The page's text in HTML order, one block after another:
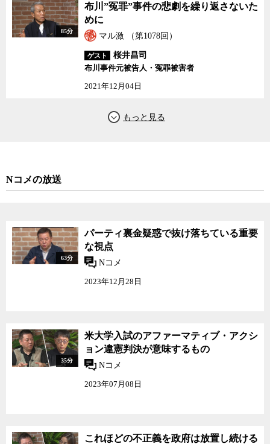
85分
布川”冤罪”事件の悲劇を繰り返さないた
めに
マル激 （第1078回）
ゲスト
桜井昌司
布川事件元被告人・冤罪被害者
2021年12月04日
Nコメの放送
63分
パーティ裏金疑惑で抜け落ちている重要
な視点
Nコメ
2023年12月28日
35分
米大学入試のアファーマティブ・アクシ
ョン違憲判決が意味するもの
Nコメ
2023年07月08日
これほどの不正義を政府は放置し続ける